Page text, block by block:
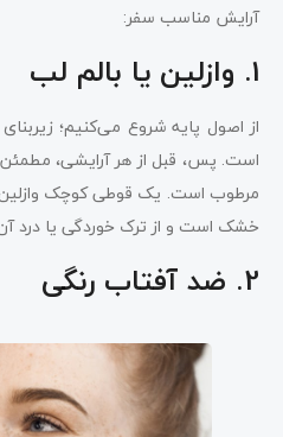
آرایش مناسب سفر:
1. وازلین یا بالم لب
از اصول پایه شروع می‌کنیم؛
است. پس، قبل از هر آرایشی،
مرطوب است. یک قوطی کوچک وازلین
خشک است و از ترک خوردگی یا درد
2. ضد آفتاب رنگی